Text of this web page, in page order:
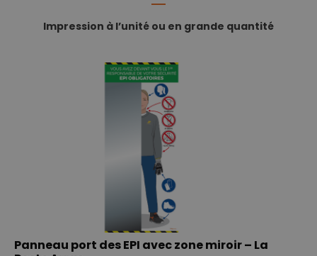
Impression à l’unité ou en grande quantité
Panneau port des EPI avec zone miroir – La